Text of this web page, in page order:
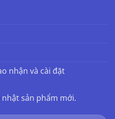
nhận và cài đặt
sản phẩm mới.